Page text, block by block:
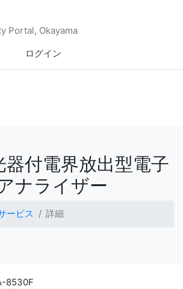
Portal, Okayama
ログイン
器付電界放出型電子
ナライザー
ービス 詳細
8530F